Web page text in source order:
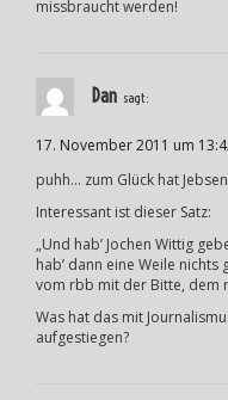
missbraucht werden!
Dan sagt:
17. November 2011 um
puhh… zum Glück hat
Interessant ist dieser Satz:
„Und hab’ Jochen Wittig
hab’ dann eine Weile
vom rbb mit der Bitte, dem
Was hat das mit
aufgestiegen?